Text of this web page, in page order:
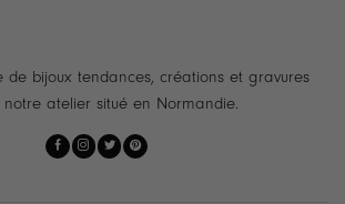
de bijoux tendances, créations et gravures
notre atelier situé en Normandie.